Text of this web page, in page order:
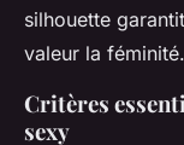
silhouette
valeur la féminité.
Critères
sexy